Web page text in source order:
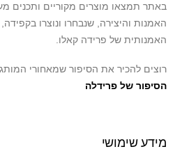
באתר תמצאו מוצרים מקוריים ותכנים
האמנות והיצירה, שנבחרו ונוצרו
האמנותית של פרידה קאלו.
רוצים להכיר את הסיפור שמאחורי
הסיפור של פרידלה
מידע שימושי